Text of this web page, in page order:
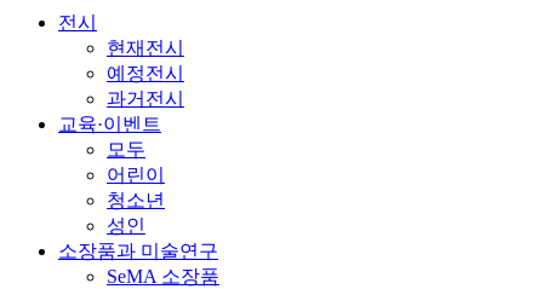
전시
현재전시
예정전시
과거전시
교육·이벤트
모두
어린이
청소년
성인
소장품과 미술연구
SeMA 소장품